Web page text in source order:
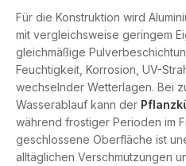
Für die Konstruktion wird
mit vergleichsweise geringem
gleichmäßige
Feuchtigkeit, Korrosion, UV-
wechselnder Wetterlagen. Bei
Wasserablauf kann der
während frostiger Perioden im
geschlossene Oberfläche ist
alltäglichen Verschmutzungen